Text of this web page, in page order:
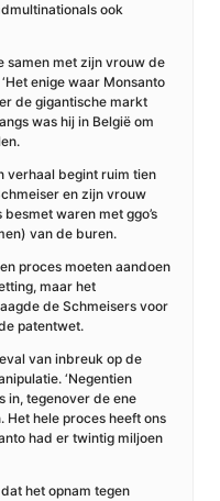
ook
samen met zijn vrouw de
enige waar Monsanto
de gigantische markt
was hij in België om
verhaal begint ruim tien
en zijn vrouw
waren met ggo’s
van de buren.
proces moeten aandoen
maar het
de Schmeisers voor
patentwet.
van inbreuk op de
‘Negentien
in, tegenover de ene
hele proces heeft ons
had er twintig miljoen
het opnam tegen